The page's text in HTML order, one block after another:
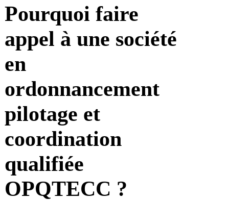
Pourquoi faire
appel à une société
en
ordonnancement
pilotage et
coordination
qualifiée
OPQTECC ?